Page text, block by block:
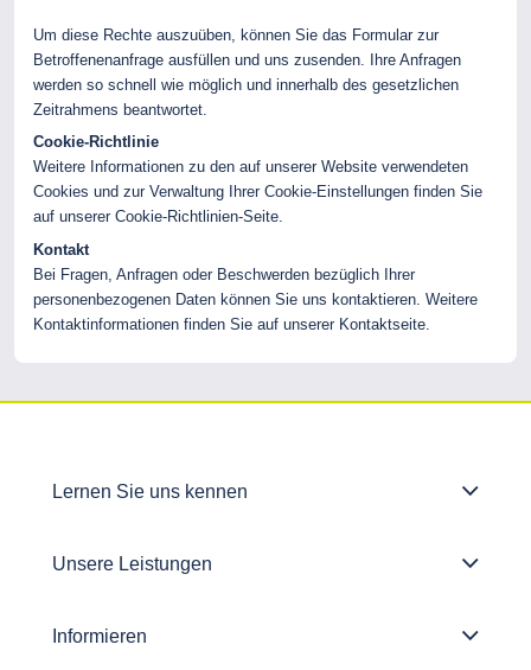
Um diese Rechte auszuüben, können Sie das Formular zur
Betroffenenanfrage ausfüllen und uns zusenden. Ihre Anfragen
werden so schnell wie möglich und innerhalb des gesetzlichen
Zeitrahmens beantwortet.
Cookie-Richtlinie
Weitere Informationen zu den auf unserer Website verwendeten
Cookies und zur Verwaltung Ihrer Cookie-Einstellungen finden Sie
auf unserer Cookie-Richtlinien-Seite.
Kontakt
Bei Fragen, Anfragen oder Beschwerden bezüglich Ihrer
personenbezogenen Daten können Sie uns kontaktieren. Weitere
Kontaktinformationen finden Sie auf unserer Kontaktseite.
Lernen Sie uns kennen
Unsere Leistungen
Informieren